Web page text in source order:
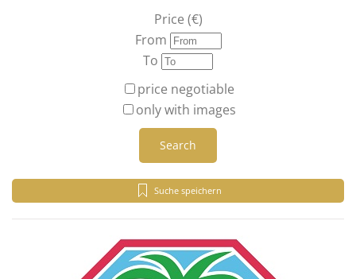
Price (€)
From
To
price negotiable
only with images
Search
Suche speichern